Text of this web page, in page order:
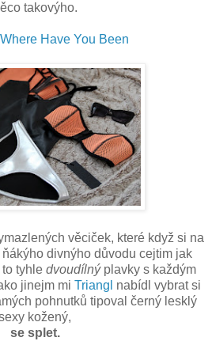
takovýho.
Have You Been
věciček, které když si na
divnýho důvodu cejtim jak
tyhle dvoudílný plavky s každým
jinejm mi Triangl nabídl vybrat si
pohnutků tipoval černý lesklý
kožený,
se splet.